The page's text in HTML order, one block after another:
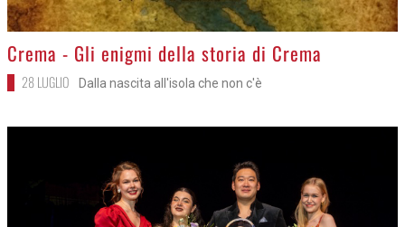
>
Crema - Gli enigmi della storia di Crema
28 LUGLIO Dalla nascita all'isola che non c'è